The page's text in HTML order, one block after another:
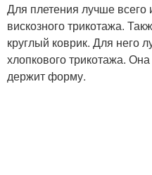
Для плетения лучше всего
вискозного трикотажа.
круглый коврик. Для него
хлопкового трикотажа.
держит форму.